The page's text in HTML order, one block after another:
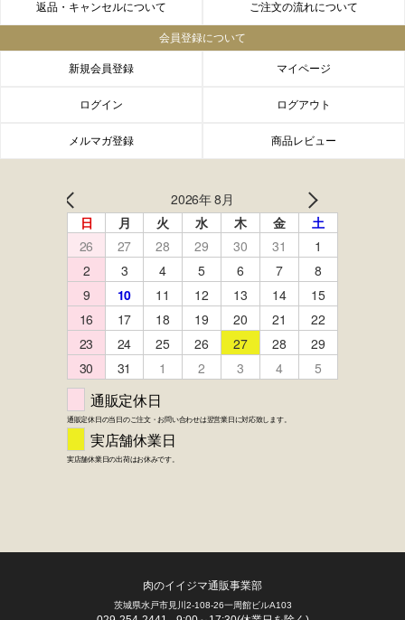
FACEBOOK twitter instagram LINE
返品・キャンセルについて ご注文の流れについて
会員登録について
新規会員登録 マイページ
ログイン ログアウト
メルマガ登録 商品レビュー
肉のイイジマ通販事業部
茨城県水戸市見川2-108-26一周館ビルA103